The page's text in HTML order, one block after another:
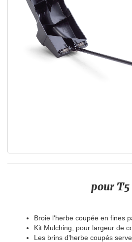
pour T5
Broie l'herbe coupée en fines
Kit Mulching, pour largeur de
Les brins d'herbe coupés